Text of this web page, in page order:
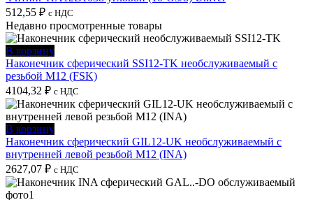
512,55 ₽ с НДС
Недавно просмотренные товары
В корзину
Наконечник сферический SSI12-TK необслуживаемый с
резьбой M12 (FSK)
4104,32 ₽ с НДС
В корзину
Наконечник сферический GIL12-UK необслуживаемый с
внутренней левой резьбой M12 (INA)
2627,07 ₽ с НДС